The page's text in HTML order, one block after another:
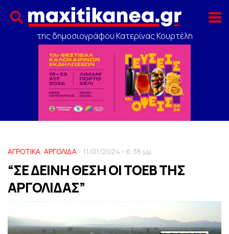
της δημοσιογράφου Κατερίνας Κουρτέλη
ΑΓΡΟΤΙΚΑ, ΑΡΓΟΛΙΔΑ - 11/01/2024 - 6:36 μμ
“ΣΕ ΔΕΙΝΗ ΘΕΣΗ ΟΙ ΤΟΕΒ ΤΗΣ
ΑΡΓΟΛΙΔΑΣ”